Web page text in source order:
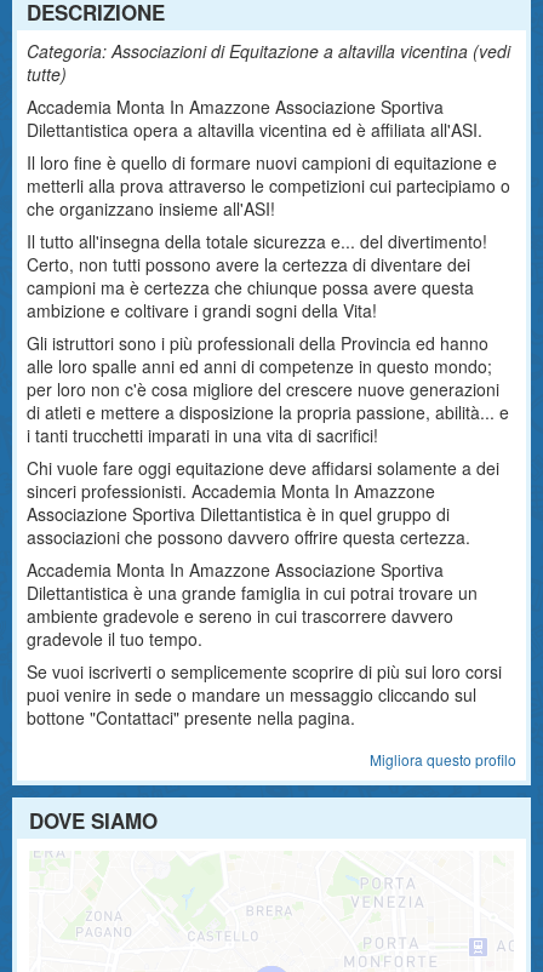
DESCRIZIONE
Categoria: Associazioni di Equitazione a altavilla vicentina (vedi
tutte)
Accademia Monta In Amazzone Associazione Sportiva
Dilettantistica opera a altavilla vicentina ed è affiliata all'ASI.
Il loro fine è quello di formare nuovi campioni di equitazione e
metterli alla prova attraverso le competizioni cui partecipiamo o
che organizzano insieme all'ASI!
Il tutto all'insegna della totale sicurezza e... del divertimento!
Certo, non tutti possono avere la certezza di diventare dei
campioni ma è certezza che chiunque possa avere questa
ambizione e coltivare i grandi sogni della Vita!
Gli istruttori sono i più professionali della Provincia ed hanno
alle loro spalle anni ed anni di competenze in questo mondo;
per loro non c'è cosa migliore del crescere nuove generazioni
di atleti e mettere a disposizione la propria passione, abilità... e
i tanti trucchetti imparati in una vita di sacrifici!
Chi vuole fare oggi equitazione deve affidarsi solamente a dei
sinceri professionisti. Accademia Monta In Amazzone
Associazione Sportiva Dilettantistica è in quel gruppo di
associazioni che possono davvero offrire questa certezza.
Accademia Monta In Amazzone Associazione Sportiva
Dilettantistica è una grande famiglia in cui potrai trovare un
ambiente gradevole e sereno in cui trascorrere davvero
gradevole il tuo tempo.
Se vuoi iscriverti o semplicemente scoprire di più sui loro corsi
puoi venire in sede o mandare un messaggio cliccando sul
bottone "Contattaci" presente nella pagina.
Migliora questo profilo
DOVE SIAMO